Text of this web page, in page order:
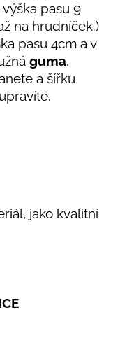
pasu 9
na hrudníček.)
pasu 4cm a v
guma.
a šířku
jako kvalitní